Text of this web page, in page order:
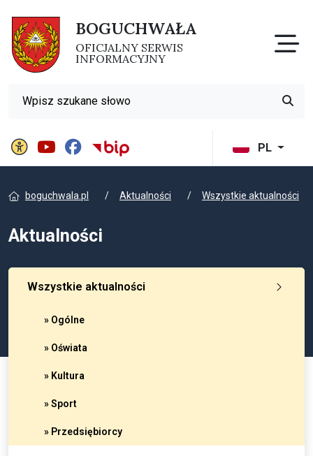
BOGUCHWAŁA
OFICJALNY SERWIS
INFORMACYJNY
PL
Panel ustawień witrynyBIP Gminy Boguchwała
Wyszukiwarka
boguchwala.pl Aktualności Wszystkie aktualności
Aktualności
Wszystkie aktualności
» Ogólne
» Oświata
» Kultura
» Sport
» Przedsiębiorcy